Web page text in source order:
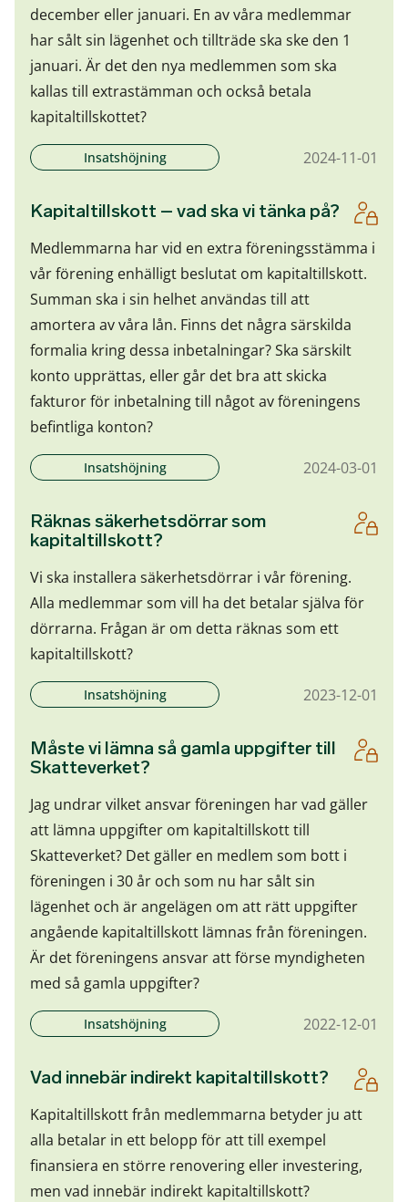
december eller januari. En av våra medlemmar
har sålt sin lägenhet och tillträde ska ske den 1
januari. Är det den nya medlemmen som ska
kallas till extrastämman och också betala
kapitaltillskottet?
Insatshöjning 2024-11-01
Kapitaltillskott – vad ska vi tänka på?
Medlemmarna har vid en extra föreningsstämma i
vår förening enhälligt beslutat om kapitaltillskott.
Summan ska i sin helhet användas till att
amortera av våra lån. Finns det några särskilda
formalia kring dessa inbetalningar? Ska särskilt
konto upprättas, eller går det bra att skicka
fakturor för inbetalning till något av föreningens
befintliga konton?
Insatshöjning 2024-03-01
Räknas säkerhetsdörrar som
kapitaltillskott?
Vi ska installera säkerhetsdörrar i vår förening.
Alla medlemmar som vill ha det betalar själva för
dörrarna. Frågan är om detta räknas som ett
kapitaltillskott?
Insatshöjning 2023-12-01
Måste vi lämna så gamla uppgifter till
Skatteverket?
Jag undrar vilket ansvar föreningen har vad gäller
att lämna uppgifter om kapitaltillskott till
Skatteverket? Det gäller en medlem som bott i
föreningen i 30 år och som nu har sålt sin
lägenhet och är angelägen om att rätt uppgifter
angående kapitaltillskott lämnas från föreningen.
Är det föreningens ansvar att förse myndigheten
med så gamla uppgifter?
Insatshöjning 2022-12-01
Vad innebär indirekt kapitaltillskott?
Kapitaltillskott från medlemmarna betyder ju att
alla betalar in ett belopp för att till exempel
finansiera en större renovering eller investering,
men vad innebär indirekt kapitaltillskott?